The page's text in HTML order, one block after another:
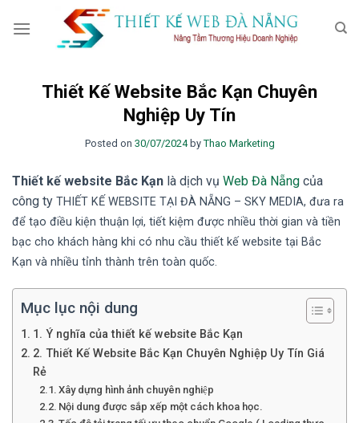
Thiết Kế Website Bắc Kạn Chuyên
Nghiệp Uy Tín
Posted on 30/07/2024by Thao Marketing
Thiết kế website Bắc Kạn là dịch vụ Web Đà Nẵng của
công ty TH IẾT KẾ WEBSITE TẠI ĐÀ NẴNG – SKY MEDIA, đưa ra
để tạo điều kiện thuận lợi, tiết kiệm được nhiều thời gian và tiền
bạc cho khách hàng khi có nhu cầu thiết kế website tại Bắc
Kạn và nhiều tỉnh thành trên toàn quốc.
Mục lục nội dung
1. Ý nghĩa của thiết kế website Bắc Kạn
2. Thiết Kế Website Bắc Kạn Chuyên Nghiệp Uy Tín Giá
Rẻ
Xây dựng hình ảnh chuyên nghiệp
Nội dung được sắp xếp một cách khoa học.